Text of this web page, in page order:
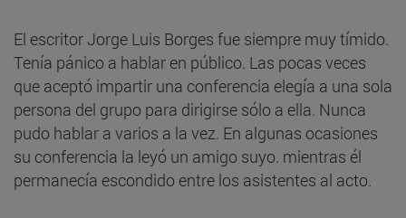
El escritor Jorge Luis Borges fue siempre muy tímido.
Tenía pánico a hablar en público. Las pocas veces
que aceptó impartir una conferencia elegía a una sola
persona del grupo para dirigirse sólo a ella. Nunca
pudo hablar a varios a la vez. En algunas ocasiones
su conferencia la leyó un amigo suyo. mientras él
permanecía escondido entre los asistentes al acto.